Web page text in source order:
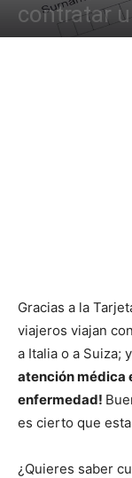
contratar
Gracias a la
viajeros viajan
a Italia o a Suiza;
atención médica
enfermedad!
es cierto que
¿Quieres saber